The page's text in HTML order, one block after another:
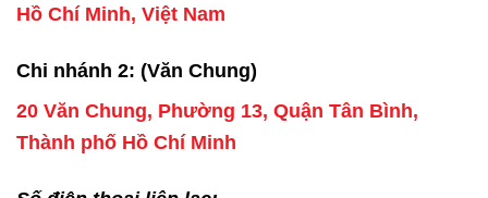
Hồ Chí Minh, Việt Nam
Chi nhánh 2: (Văn Chung)
20 Văn Chung, Phường 13, Quận Tân Bình,
Thành phố Hồ Chí Minh